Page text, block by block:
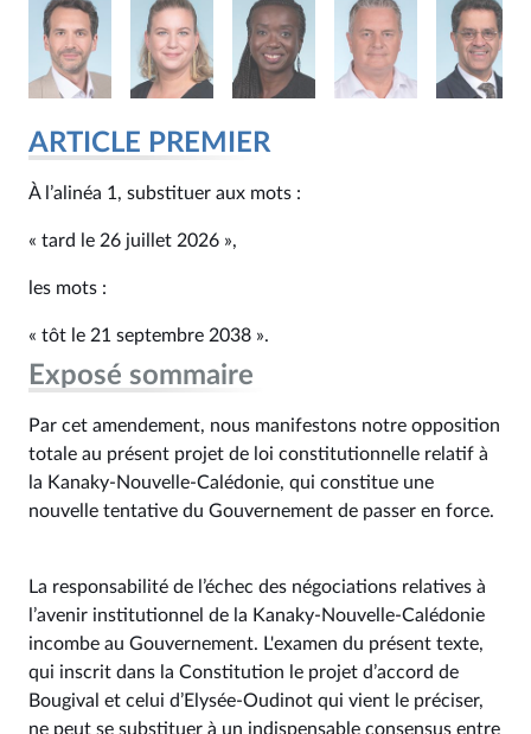
ARTICLE PREMIER
À l’alinéa 1, substituer aux mots :
« tard le 26 juillet 2026 »,
les mots :
« tôt le 21 septembre 2038 ».
Exposé sommaire
Par cet amendement, nous manifestons notre opposition
totale au présent projet de loi constitutionnelle relatif à
la Kanaky-Nouvelle-Calédonie, qui constitue une
nouvelle tentative du Gouvernement de passer en force.
La responsabilité de l’échec des négociations relatives à
l’avenir institutionnel de la Kanaky-Nouvelle-Calédonie
incombe au Gouvernement. L'examen du présent texte,
qui inscrit dans la Constitution le projet d’accord de
Bougival et celui d’Elysée-Oudinot qui vient le préciser,
ne peut se substituer à un indispensable consensus entre